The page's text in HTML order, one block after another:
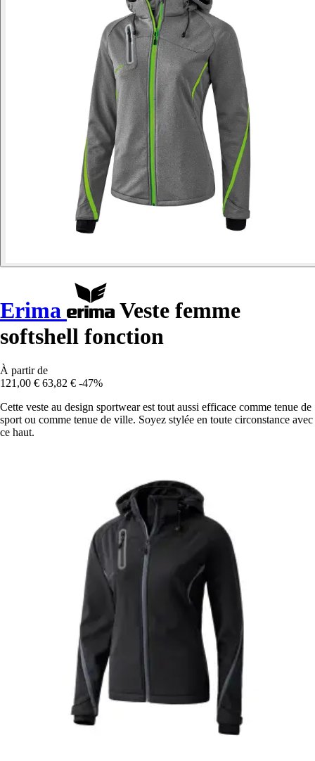
Erima
Veste femme
softshell fonction
À partir de
121,00 € 63,82 € -47%
Cette veste au design sportwear est tout aussi efficace comme tenue de
sport ou comme tenue de ville. Soyez stylée en toute circonstance avec
ce haut.